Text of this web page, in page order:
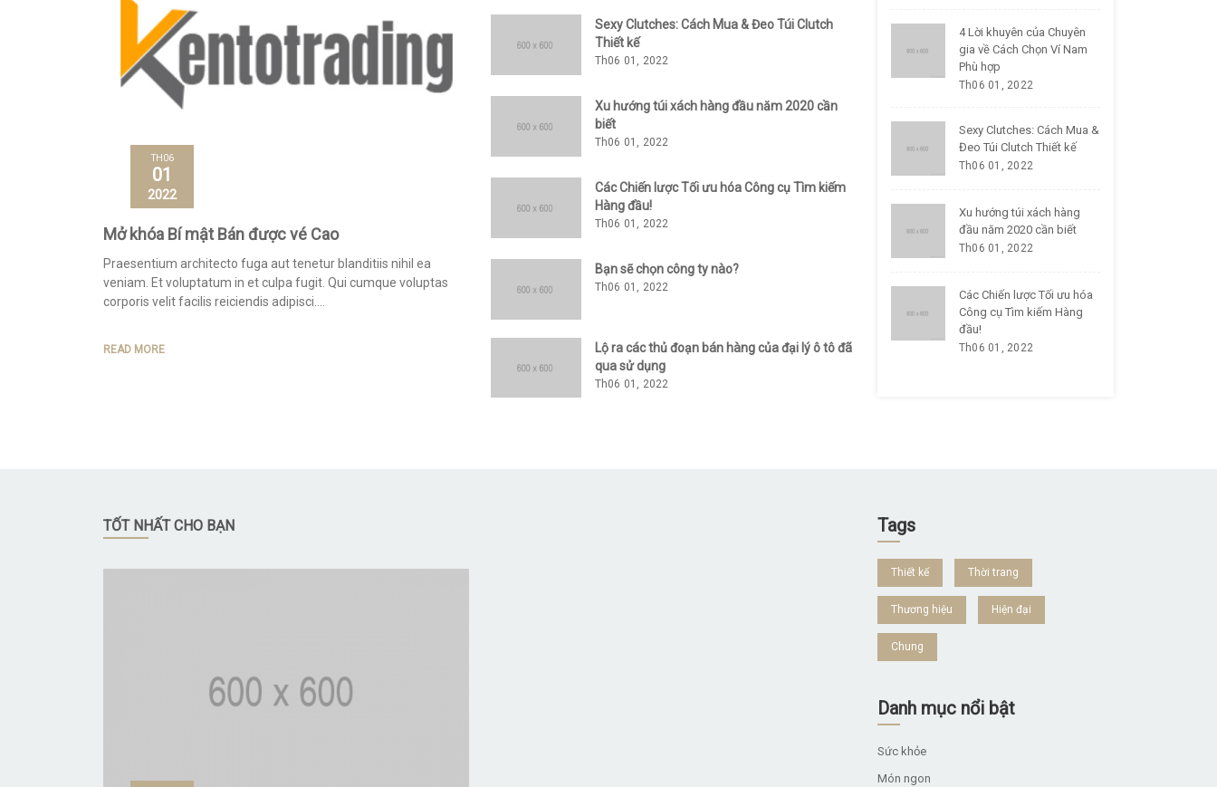
Mở khóa Bí mật Bán được vé Cao
TH06
01
2022
Praesentium architecto fuga aut tenetur blanditiis nihil ea
veniam. Et voluptatum in et culpa fugit. Qui cumque voluptas
corporis velit facilis reiciendis adipisci.
READ MORE
Sexy Clutches: Cách Mua & Đeo Túi Clutch
Thiết kế
Th06 01, 2022
Xu hướng túi xách hàng đầu năm 2020 cần
biết
Th06 01, 2022
Các Chiến lược Tối ưu hóa Công cụ Tìm kiếm
Hàng đầu!
Th06 01, 2022
Bạn sẽ chọn công ty nào?
Th06 01, 2022
Lộ ra các thủ đoạn bán hàng của đại lý ô tô đã
qua sử dụng
Th06 01, 2022
4 Lời khuyên của Chuyên
gia về Cách Chọn Ví Nam
Phù hợp
Th06 01, 2022
Sexy Clutches: Cách Mua &
Đeo Túi Clutch Thiết kế
Th06 01, 2022
Xu hướng túi xách hàng
đầu năm 2020 cần biết
Th06 01, 2022
Các Chiến lược Tối ưu hóa
Công cụ Tìm kiếm Hàng
đầu!
Th06 01, 2022
TỐT NHẤT CHO BẠN Tags
Thiết kế Thời trang
Thương hiệu Hiện đại
Chung
Danh mục nổi bật
Sức khỏe
Món ngon